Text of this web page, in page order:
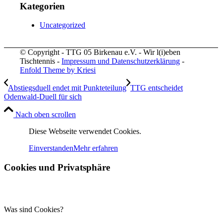
Kategorien
Uncategorized
© Copyright - TTG 05 Birkenau e.V. - Wir l(i)eben
Tischtennis -Impressum und Datenschutzerklärung -
Enfold Theme by Kriesi
Abstiegsduell endet mit Punkteteilung TTG entscheidet
Odenwald-Duell für sich
Nach oben scrollen
Diese Webseite verwendet Cookies.
EinverstandenMehr erfahren
Cookies und Privatsphäre
Was sind Cookies?